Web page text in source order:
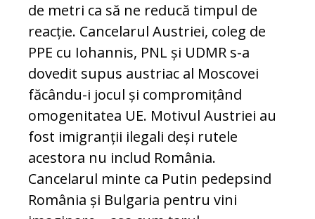
de metri ca să ne reducă timpul de
reacție. Cancelarul Austriei, coleg de
PPE cu Iohannis, PNL și UDMR s-a
dovedit supus austriac al Moscovei
făcându-i jocul și compromițând
omogenitatea UE. Motivul Austriei au
fost imigranții ilegali deși rutele
acestora nu includ România.
Cancelarul minte ca Putin pedepsind
România și Bulgaria pentru vini